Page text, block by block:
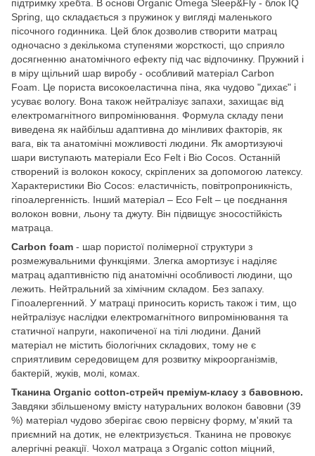
підтримку хребта. В основі Organic Omega Sleep&Fly - блок IQ
Spring, що складається з пружинок у вигляді маленького
пісочного годинника. Цей блок дозволив створити матрац
одночасно з декількома ступенями жорсткості, що сприяло
досягненню анатомічного ефекту під час відпочинку. Пружний і
в міру щільний шар виробу - особливий матеріал Carbon
Foam. Це пориста високоеластична піна, яка чудово "дихає" і
усуває вологу. Вона також нейтралізує запахи, захищає від
електромагнітного випромінювання. Формула складу пени
виведена як найбільш адаптивна до мінливих факторів, як
вага, вік та анатомічні можливості людини. Як амортизуючі
шари виступають матеріали Eco Felt і Bio Cocos. Останній
створений із волокон кокосу, скріплених за допомогою латексу.
Характеристики Bio Cocos: еластичність, повітропроникність,
гіпоалергенність. Інший матеріал – Eco Felt – це поєднання
волокон вовни, льону та джуту. Він підвищує зносостійкість
матраца.
Carbon foam - шар пористої полімерної структури з
розмежувальними функціями. Злегка амортизує і наділяє
матрац адаптивністю під анатомічні особливості людини, що
лежить. Нейтральний за хімічним складом. Без запаху.
Гіпоалергенний. У матраці приносить користь також і тим, що
нейтралізує наслідки електромагнітного випромінювання та
статичної напруги, накопиченої на тілі людини. Даний
матеріал не містить біологічних складових, тому не є
сприятливим середовищем для розвитку мікроорганізмів,
бактерій, жуків, молі, комах.
Тканина Organic cotton-стрейч преміум-класу з бавовною.
Завдяки збільшеному вмісту натуральних волокон бавовни (39
%) матеріал чудово зберігає свою первісну форму, м'який та
приємний на дотик, не електризується. Тканина не провокує
алергічні реакції. Чохол матраца з Organic cotton міцний,